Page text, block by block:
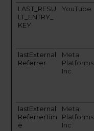
LAST_RESU
LT_ENTRY_
KEY
YouTube
lastExternal
Referrer
Meta
Platforms,
Inc.
lastExternal
ReferrerTim
e
Meta
Platforms,
Inc.